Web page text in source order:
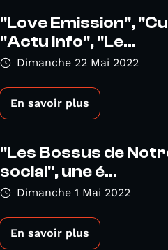
"Love Emission",
"Actu Info", "Le...
Dimanche 22 Mai 2022
En savoir plus
"Les Bossus de
social", une é...
Dimanche 1 Mai 2022
En savoir plus